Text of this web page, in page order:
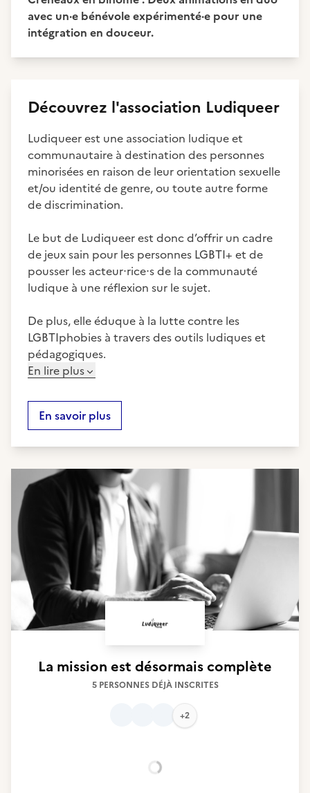
avec un·e bénévole expérimenté·e pour une
intégration en douceur.
Découvrez l'association Ludiqueer
Ludiqueer est une association ludique et
communautaire à destination des personnes
minorisées en raison de leur orientation sexuelle
et/ou identité de genre, ou toute autre forme
de discrimination.
Le but de Ludiqueer est donc d’offrir un cadre
de jeux sain pour les personnes LGBTI+ et de
pousser les acteur⋅rice⋅s de la communauté
ludique à une réflexion sur le sujet.
De plus, elle éduque à la lutte contre les
LGBTIphobies à travers des outils ludiques et
pédagogiques.
En lire plus
En savoir plus
La mission est désormais complète
5 PERSONNES DÉJÀ INSCRITES
+2
Chargement...